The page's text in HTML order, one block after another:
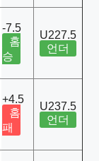
-7.5
홈
승
U227.5
언더
+4.5
홈
패
U237.5
언더